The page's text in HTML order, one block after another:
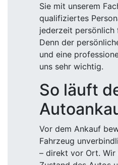
Sie mit unserem
qualifiziertes
jederzeit persönlich
Denn der
und eine
uns sehr wichtig.
So läuft
Vor dem Ankauf
Fahrzeug
– direkt vor Ort. Wir